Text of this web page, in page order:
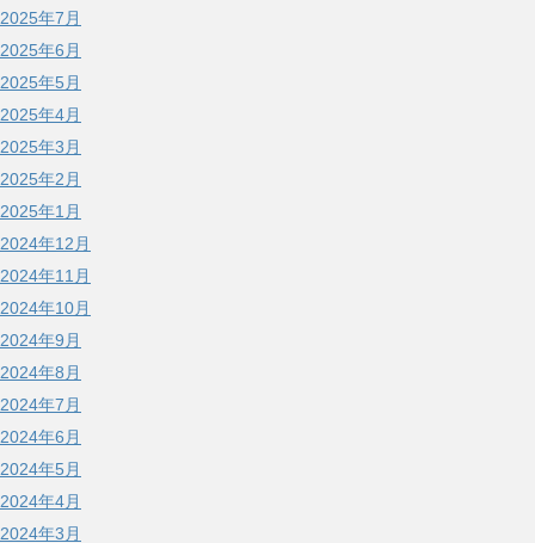
2025年7月
2025年6月
2025年5月
2025年4月
2025年3月
2025年2月
2025年1月
2024年12月
2024年11月
2024年10月
2024年9月
2024年8月
2024年7月
2024年6月
2024年5月
2024年4月
2024年3月